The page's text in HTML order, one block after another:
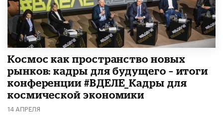
Космос как пространство новых
рынков: кадры для будущего – итоги
конференции #ВДЕЛЕ_Кадры для
космической экономики
14 АПРЕЛЯ